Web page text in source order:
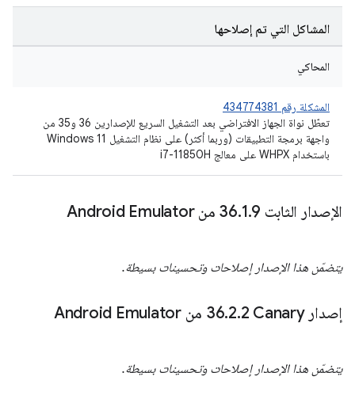
المشاكل التي تم إصلاحها
المحاكي
المشكلة رقم 434774381
تعطّل نواة الجهاز الافتراضي بعد التشغيل السريع للإصدارين 36 و35 من
واجهة برمجة التطبيقات (وربما أكثر) على نظام التشغيل Windows 11
باستخدام WHPX على معالج i7-11850H
الإصدار الثابت 36 .1.9 من Android Emulator
يتضمّن هذا الإصدار إصلاحات وتحسينات بسيطة.
إصدار Canary‏ 36 .2.2 من Android Emulator
يتضمّن هذا الإصدار إصلاحات وتحسينات بسيطة.